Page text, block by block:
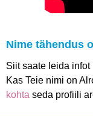
Nime tähendus
Siit saate leida
Kas Teie nimi on
kohta seda profiili